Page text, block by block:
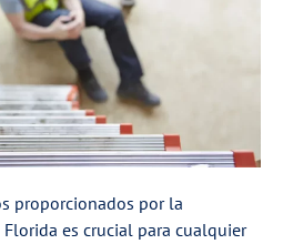
proporcionados por la
es crucial para cualquier